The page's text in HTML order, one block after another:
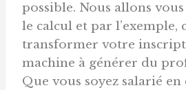
possible. Nous allons
le calcul et par l’exemple,
transformer votre
machine à générer du
Que vous soyez salarié en